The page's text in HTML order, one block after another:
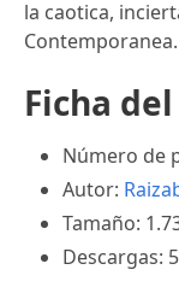
la caotica,
Contemporanea.
Ficha
Número de
Autor:
Tamaño:
Descargas: